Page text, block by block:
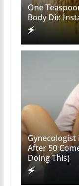
One
Body Die
Gynecologist
After 50
Doing This)